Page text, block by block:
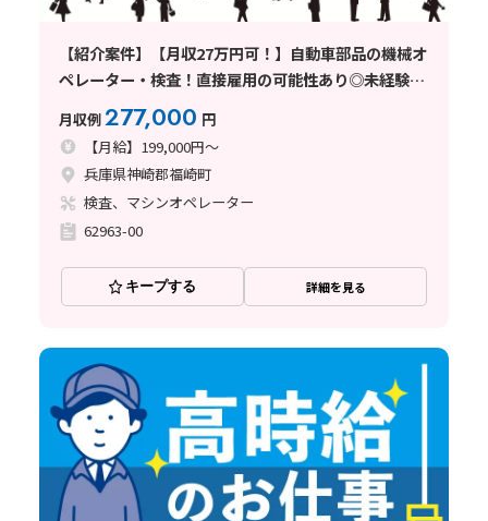
【紹介案件】【月収27万円可！】自動車部品の機械オ
ペレーター・検査！直接雇用の可能性あり◎未経験歓
月収例277,000 円
【月給】199,000円～
兵庫県神崎郡福崎町
検査、マシンオペレーター
62963-00
キープする 詳細を見る